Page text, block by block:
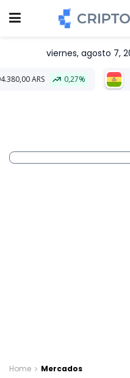
viernes, agosto 7,
0,27%
Home Mercados